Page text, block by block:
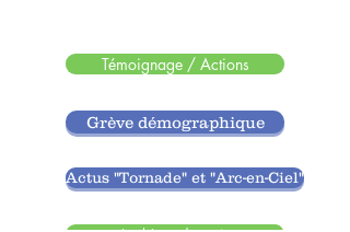
Témoignage / Actions
Grève démographique
Actus "Tornade" et "Arc-en-Ciel"